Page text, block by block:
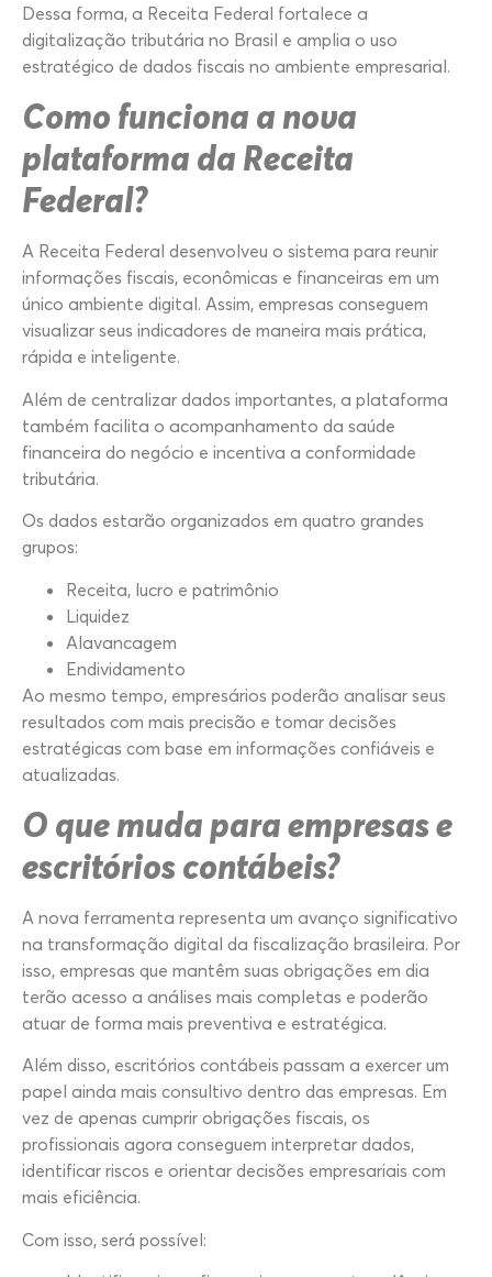
Dessa forma, a Receita Federal fortalece a
digitalização tributária no Brasil e amplia o uso
estratégico de dados fiscais no ambiente empresarial.
Como funciona a nova
plataforma da Receita
Federal?
A Receita Federal desenvolveu o sistema para reunir
informações fiscais, econômicas e financeiras em um
único ambiente digital. Assim, empresas conseguem
visualizar seus indicadores de maneira mais prática,
rápida e inteligente.
Além de centralizar dados importantes, a plataforma
também facilita o acompanhamento da saúde
financeira do negócio e incentiva a conformidade
tributária.
Os dados estarão organizados em quatro grandes
grupos:
Receita, lucro e patrimônio
Liquidez
Alavancagem
Endividamento
Ao mesmo tempo, empresários poderão analisar seus
resultados com mais precisão e tomar decisões
estratégicas com base em informações confiáveis e
atualizadas.
O que muda para empresas e
escritórios contábeis?
A nova ferramenta representa um avanço significativo
na transformação digital da fiscalização brasileira. Por
isso, empresas que mantêm suas obrigações em dia
terão acesso a análises mais completas e poderão
atuar de forma mais preventiva e estratégica.
Além disso, escritórios contábeis passam a exercer um
papel ainda mais consultivo dentro das empresas. Em
vez de apenas cumprir obrigações fiscais, os
profissionais agora conseguem interpretar dados,
identificar riscos e orientar decisões empresariais com
mais eficiência.
Com isso, será possível: